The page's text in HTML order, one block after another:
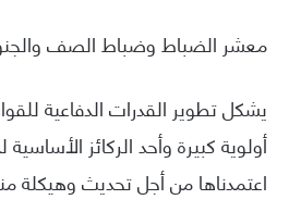
معشر الضباط وضباط الصف
يشكل تطوير القدرات الدفاعية
أولوية كبيرة وأحد الركائز الأساسية
اعتمدناها من أجل تحديث وهيكلة